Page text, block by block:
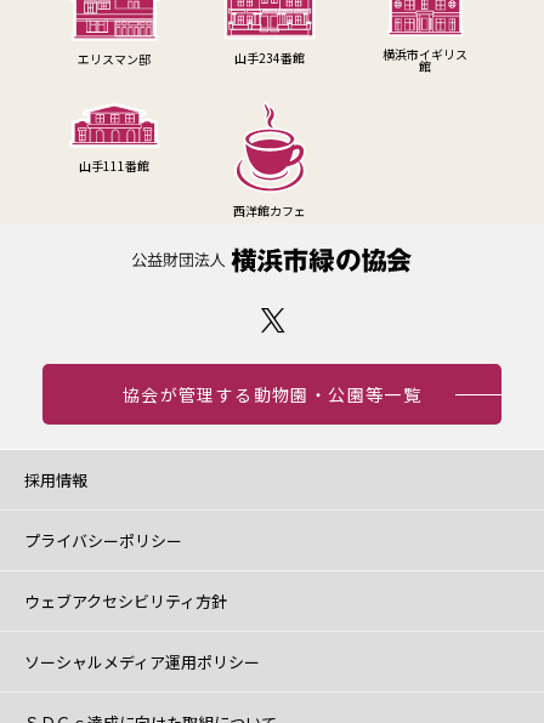
エリスマン邸 山手234番館 横浜市イギリス
館
山手111番館
西洋館カフェ
協会が管理する動物園・公園等一覧
採用情報
プライバシーポリシー
ウェブアクセシビリティ方針
ソーシャルメディア運用ポリシー